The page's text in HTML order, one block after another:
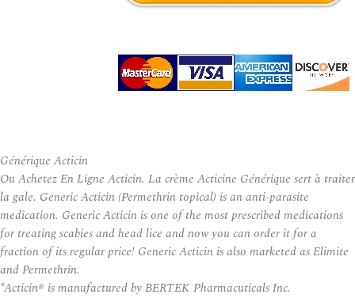
Générique Acticin
Ou Achetez En Ligne Acticin. La crème Acticine Générique sert à traiter
la gale. Generic Acticin (Permethrin topical) is an anti-parasite
medication. Generic Acticin is one of the most prescribed medications
for treating scabies and head lice and now you can order it for a
fraction of its regular price! Generic Acticin is also marketed as Elimite
and Permethrin.
*Acticin® is manufactured by BERTEK Pharmacuticals Inc.